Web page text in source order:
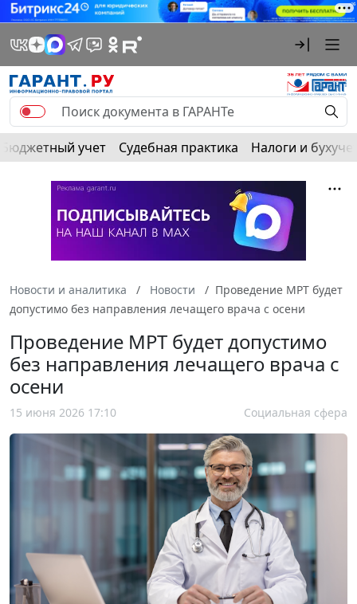
Бюджетный учет Судебная практика Налоги и
Новости и аналитика Новости
Проведение МРТ будет
допустимо без направления лечащего врача с осени
Проведение МРТ будет допустимо
без направления лечащего врача с
осени
15 июня 2026 17:10 Социальная сфера